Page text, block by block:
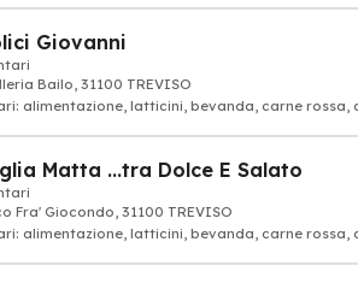
Giovanni
Bailo, 31100 TREVISO
alimentazione, latticini, bevanda, carne rossa,
Matta ...tra Dolce E Salato
Fra' Giocondo, 31100 TREVISO
alimentazione, latticini, bevanda, carne rossa,